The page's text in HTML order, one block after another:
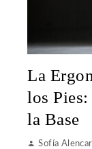
La
los
la Base
Sofía Alencar